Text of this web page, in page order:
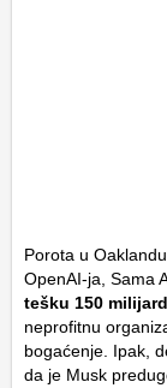
Porota u
OpenAI-ja, Sama
tešku 150
neprofitnu
bogaćenje. Ipak,
da je Musk